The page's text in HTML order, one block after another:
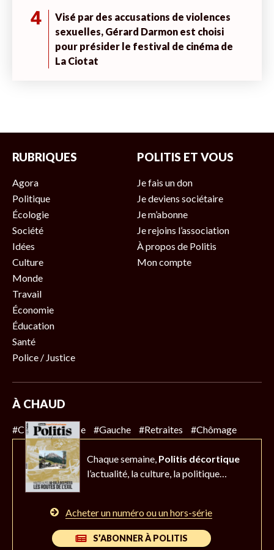
4
Visé par des accusations de violences
sexuelles, Gérard Darmon est choisi
pour présider le festival de cinéma de
La Ciotat
RUBRIQUES
Agora
Politique
Écologie
Société
Idées
Culture
Monde
Travail
Économie
Éducation
Santé
Police / Justice
POLITIS ET VOUS
Je fais un don
Je deviens sociétaire
Je m’abonne
Je rejoins l’association
À propos de Politis
Mon compte
À CHAUD
#Climat #Police #Gauche #Retraites #Chômage
Chaque semaine, Politis décortique
l’actualité, la culture, la politique…
Acheter un numéro ou un hors-série
S’ABONNER À POLITIS